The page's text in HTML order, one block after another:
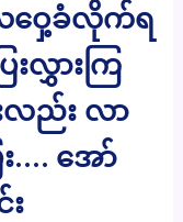
ဝှေ့ခံလိုက်ရ
လွှားကြ
လည်း လာ
း…. အော်